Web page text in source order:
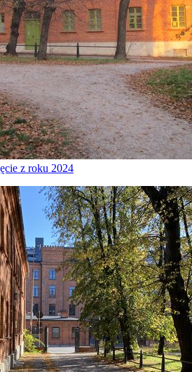
z roku 2024